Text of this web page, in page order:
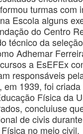
turmas com
Escola alguns
do Centro
técnico da
Adhemar
a EsEFEx
responsáveis
1939, foi
Física da
concluiuse
de civis
no meio civil.